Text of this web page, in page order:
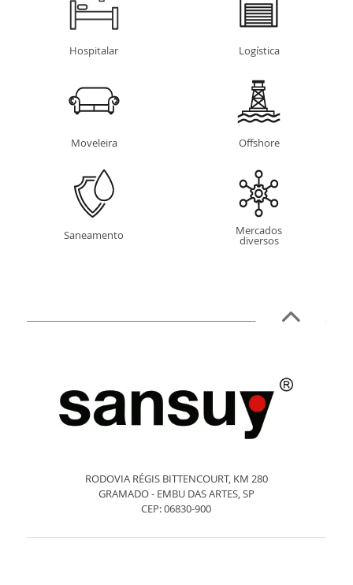
Hospitalar Logística
Moveleira Offshore
Saneamento Mercados
diversos
RODOVIA RÉGIS BITTENCOURT, KM 280
GRAMADO - EMBU DAS ARTES, SP
CEP: 06830-900